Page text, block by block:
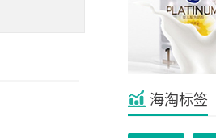
海淘标签